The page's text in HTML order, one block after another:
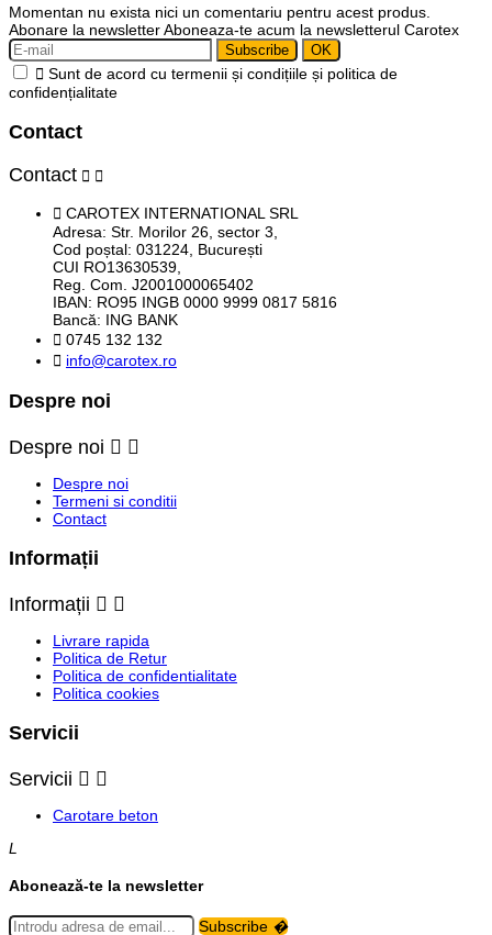
Momentan nu exista nici un comentariu pentru acest produs.
Abonare la newsletterAboneaza-te acum la newsletterul Carotex
 Sunt de acord cu termenii și condițiile și politica de
confidențialitate
Contact
Contact  
 CAROTEX INTERNATIONAL SRL
Adresa: Str. Morilor 26, sector 3,
Cod poștal: 031224, București
CUI RO13630539,
Reg. Com. J2001000065402
IBAN: RO95 INGB 0000 9999 0817 5816
Bancă: ING BANK
 0745 132 132
 info@carotex.ro
Despre noi
Despre noi  
Despre noi
Termeni si conditii
Contact
Informații
Informații  
Livrare rapida
Politica de Retur
Politica de confidentialitate
Politica cookies
Servicii
Servicii  
Carotare beton
L
Abonează-te la newsletter
Subscribe �